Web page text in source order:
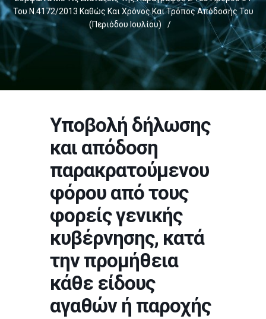
Του Ν.4172/2013 Καθώς Και Χρόνος Και Τρόπος Απόδοσής Του
(Περιόδου Ιουλίου)
/
Υποβολή δήλωσης
και απόδοση
παρακρατούμενου
φόρου από τους
φορείς γενικής
κυβέρνησης, κατά
την προμήθεια
κάθε είδους
αγαθών ή παροχής